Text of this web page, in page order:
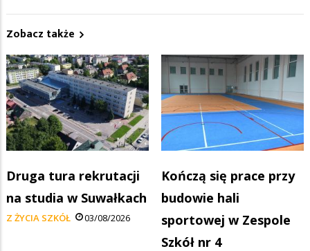
Zobacz także
Druga tura rekrutacji
na studia w Suwałkach
Z ŻYCIA SZKÓŁ 03/08/2026
Kończą się prace przy
budowie hali
sportowej w Zespole
Szkół nr 4